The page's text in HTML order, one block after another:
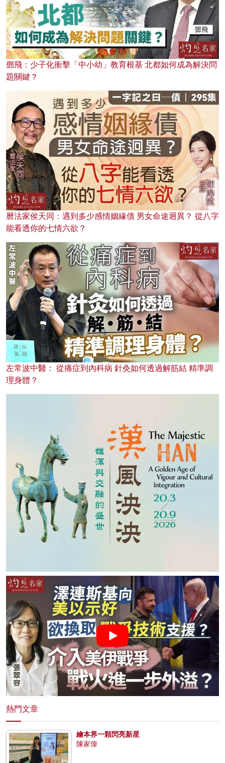
鄧飛：少子化衝擊「中小幼」教育根基 北都如何成為解決問
題關鍵？
曆法家侯天同：遇到多少感情姻緣債 男女命途迥異？ 從八字
能看透你的七情六欲？
左常波中醫： 從痛症到內科病 針灸如何透過解筋結 精準調
理身體？
熱門文章
繪本界一顆閃亮新星
陳家偉